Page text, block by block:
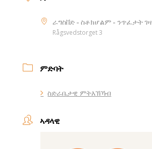
ራግስቨድ - ስቶክሆልም - ንጥፈታት ገዛ
Rågsvedstorget 3
ምድባት
ስድራቤታዊ ምትእኽኻብ
ኣዳላዊ